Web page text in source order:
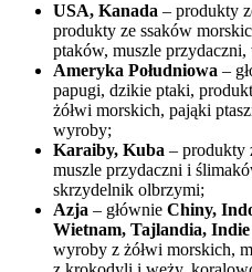
USA, Kanada – produkty
produkty ze ssaków
ptaków, muszle
Ameryka Południowa –
papugi, dzikie ptaki,
żółwi morskich, pająki
wyroby;
Karaiby, Kuba – produkty
muszle przydaczni i
skrzydelnik olbrzymi;
Azja – głównie Chiny,
Wietnam, Tajlandia, Indie
wyroby z żółwi morskich,